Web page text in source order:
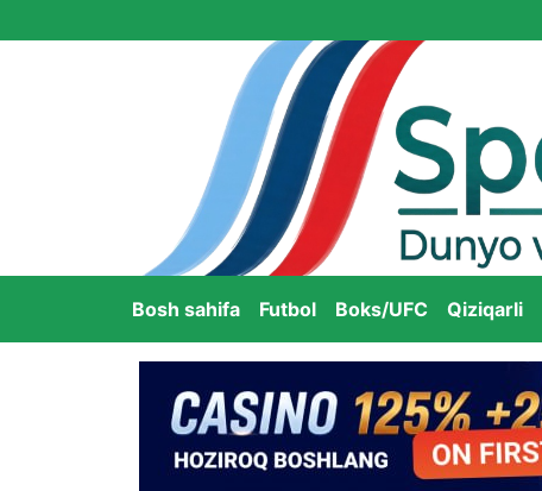
Bosh sahifa Futbol Boks/UFC Qiziqarli